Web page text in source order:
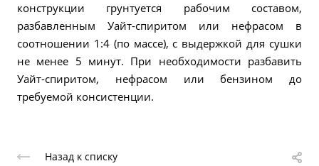
конструкции грунтуется рабочим составом,
разбавленным Уайт-спиритом или нефрасом в
соотношении 1:4 (по массе), с выдержкой для сушки
не менее 5 минут. При необходимости разбавить
Уайт-спиритом, нефрасом или бензином до
требуемой консистенции.
Назад к списку